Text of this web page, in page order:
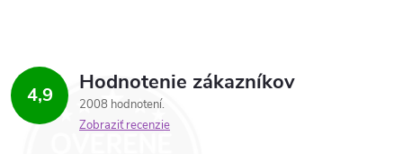
4,9 Hodnotenie zákazníkov
2008 hodnotení
Zobraziť recenzie